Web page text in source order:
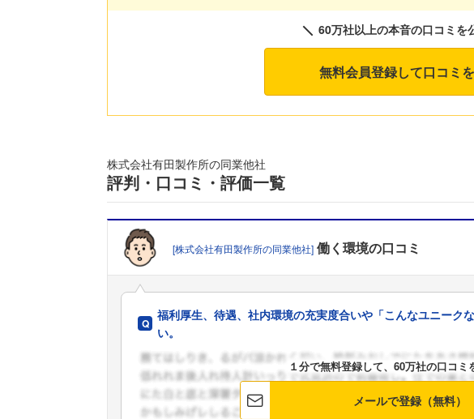
60万社以上の本音の口コミを
無料会員登録して口コミ
株式会社有田製作所の同業他社
評判・口コミ・評価一覧
[株式会社有田製作所の同業他社] 働く環境の口コミ
福利厚生、待遇、社内環境の充実度合いや「こんなユニーク
い。
１分で無料登録して、60万社の口コミ
メールで登録（無料）